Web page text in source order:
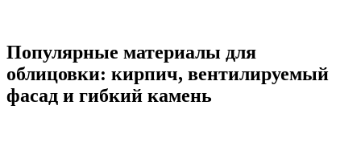
Популярные материалы для
облицовки: кирпич, вентилируемый
фасад и гибкий камень